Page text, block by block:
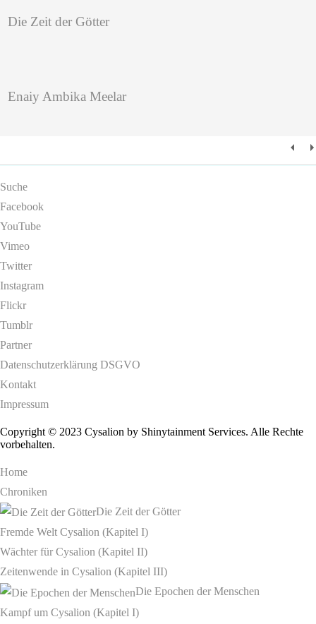
Die Zeit der Götter
Enaiy Ambika Meelar
Suche
Facebook
YouTube
Vimeo
Twitter
Instagram
Flickr
Tumblr
Partner
Datenschutzerklärung DSGVO
Kontakt
Impressum
Copyright © 2023 Cysalion by Shinytainment Services. Alle Rechte
vorbehalten.
Home
Chroniken
Die Zeit der Götter
Fremde Welt Cysalion (Kapitel I)
Wächter für Cysalion (Kapitel II)
Zeitenwende in Cysalion (Kapitel III)
Die Epochen der Menschen
Kampf um Cysalion (Kapitel I)